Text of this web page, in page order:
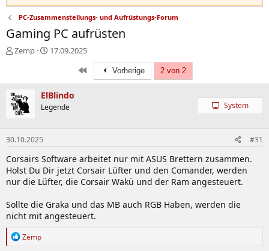
PC-Zusammenstellungs- und Aufrüstungs-Forum
Gaming PC aufrüsten
E
e
l
l
r
Zemp
E
e
l
l
m
17.09.2025
Erste Vorherige 2 von 2
ElBlindo
Legende System
30.10.2025 #31
Corsairs Software arbeitet nur mit ASUS Brettern zusammen.
Holst Du Dir jetzt Corsair Lüfter und den Comander, werden
nur die Lüfter, die Corsair Wakü und der Ram angesteuert.
Sollte die Graka und das MB auch RGB Haben, werden die
nicht mit angesteuert.
R
Zemp